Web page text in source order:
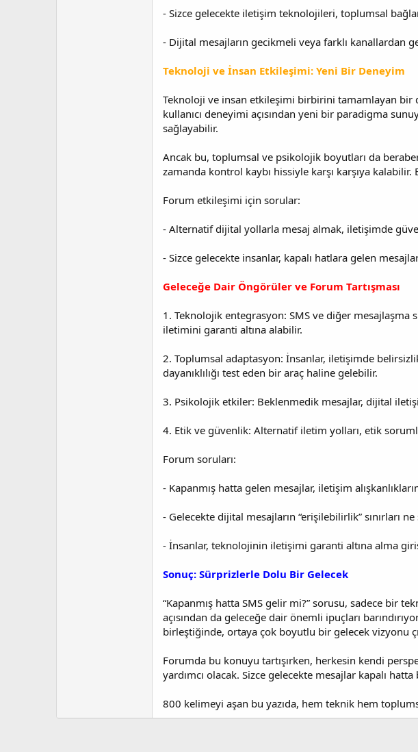
- Sizce gelecekte iletişim teknolojileri, toplumsal
- Dijital mesajların gecikmeli veya farklı kanallardan
Teknoloji ve İnsan Etkileşimi: Yeni Bir Deneyim
Teknoloji ve insan etkileşimi birbirini tamamlayan bir
kullanıcı deneyimi açısından yeni bir paradigma
sağlayabilir.
Ancak bu, toplumsal ve psikolojik boyutları da
zamanda kontrol kaybı hissiyle karşı karşıya
Forum etkileşimi için sorular:
- Alternatif dijital yollarla mesaj almak, iletişimde
- Sizce gelecekte insanlar, kapalı hatlara gelen
Geleceğe Dair Öngörüler ve Forum Tartışması
1. Teknolojik entegrasyon: SMS ve diğer
iletimini garanti altına alabilir.
2. Toplumsal adaptasyon: İnsanlar, iletişimde
dayanıklılığı test eden bir araç haline gelebilir.
3. Psikolojik etkiler: Beklenmedik mesajlar, dijital
4. Etik ve güvenlik: Alternatif iletim yolları, etik
Forum soruları:
- Kapanmış hatta gelen mesajlar, iletişim
- Gelecekte dijital mesajların “erişilebilirlik” sınırları
- İnsanlar, teknolojinin iletişimi garanti altına alma
Sonuç: Sürprizlerle Dolu Bir Gelecek
“Kapanmış hatta SMS gelir mi?” sorusu, sadece bir
açısından da geleceğe dair önemli ipuçları
birleştiğinde, ortaya çok boyutlu bir gelecek vizyonu
Forumda bu konuyu tartışırken, herkesin kendi
yardımcı olacak. Sizce gelecekte mesajlar kapalı
800 kelimeyi aşan bu yazıda, hem teknik hem